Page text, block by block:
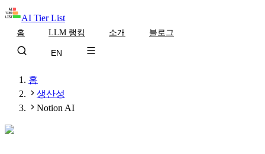
AI Tier List
홈 LLM 랭킹 소개 블로그
EN
홈
생산성
Notion AI